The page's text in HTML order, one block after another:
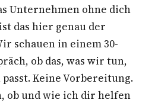
Unternehmen ohne dich
das hier genau der
schauen in einem 30-
ob das, was wir tun,
Keine Vorbereitung.
ob und wie ich dir helfen